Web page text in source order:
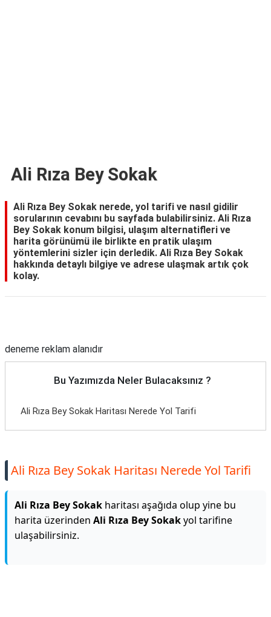
Ali Rıza Bey Sokak
Ali Rıza Bey Sokak nerede, yol tarifi ve nasıl gidilir
sorularının cevabını bu sayfada bulabilirsiniz. Ali Rıza
Bey Sokak konum bilgisi, ulaşım alternatifleri ve
harita görünümü ile birlikte en pratik ulaşım
yöntemlerini sizler için derledik. Ali Rıza Bey Sokak
hakkında detaylı bilgiye ve adrese ulaşmak artık çok
kolay.
deneme reklam alanıdır
Bu Yazımızda Neler Bulacaksınız ?
Ali Rıza Bey Sokak Haritası Nerede Yol Tarifi
Ali Rıza Bey Sokak Haritası Nerede Yol Tarifi
Ali Rıza Bey Sokak haritası aşağıda olup yine bu
harita üzerinden Ali Rıza Bey Sokakyol tarifine
ulaşabilirsiniz.